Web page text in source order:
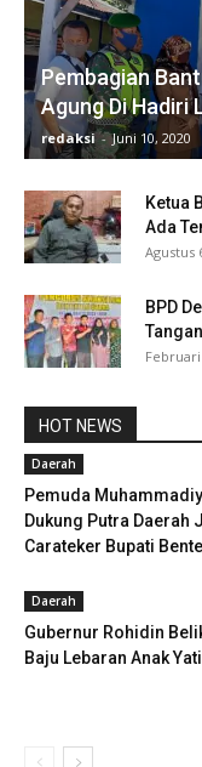
Pembagian
Agung Di Hadiri
redaksi - Juni 10, 2020
Ketua
Ada
Agustus
BPD
Februari
HOT NEWS
Daerah
Pemuda
Dukung Putra Daerah
Carateker Bupati
Daerah
Gubernur Rohidin
Baju Lebaran Anak